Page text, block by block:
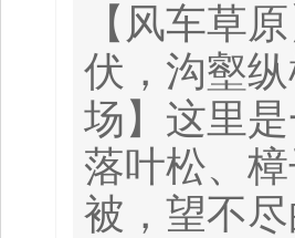
【风车草
伏，沟壑
场】这里
落叶松、
被，望不